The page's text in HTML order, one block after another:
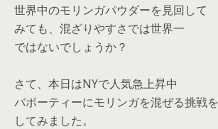
世界中のモリンガパウダーを見回して
みても、混ざりやすさでは世界一
ではないでしょうか？
さて、本日はNYで人気急上昇中
バボーティーにモリンガを混ぜる挑戦を
してみました。